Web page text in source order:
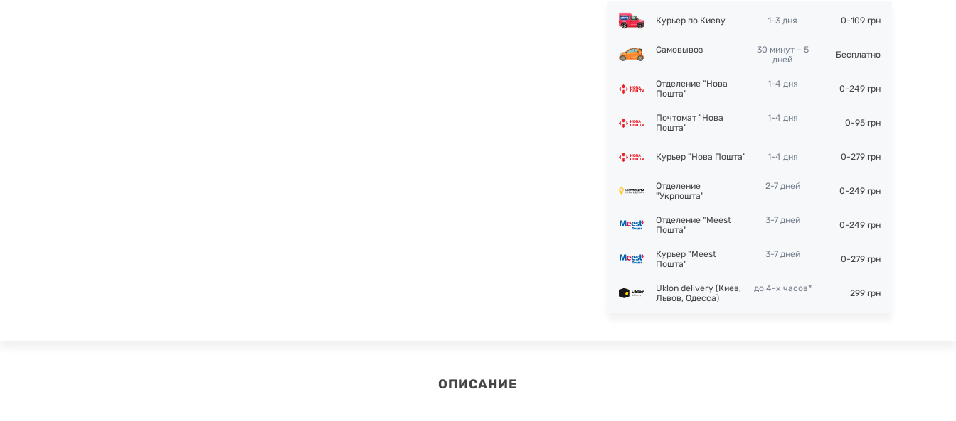
Курьер по Киеву 1-3 дня 0-109 грн
Самовывоз
30 минут – 5
дней
Бесплатно
Отделение "Нова
Пошта"
1-4 дня 0-249 грн
Почтомат "Нова
Пошта"
1-4 дня 0-95 грн
Курьер "Нова Пошта" 1-4 дня 0-279 грн
Отделение
"Укрпошта"
2-7 дней 0-249 грн
Отделение "Meest
Пошта"
3-7 дней 0-249 грн
Курьер "Meest
Пошта"
3-7 дней 0-279 грн
Uklon delivery (Киев,
Львов, Одесса)
до 4-х часов* 299 грн
ОПИСАНИЕ